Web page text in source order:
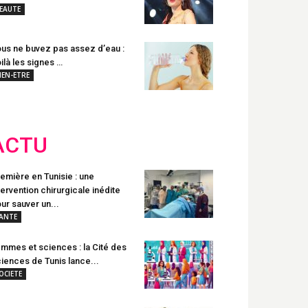
ne buvez pas assez d’eau :
les signes …
ETRE
en Tunisie : une
chirurgicale inédite
sauver un...
et sciences : la Cité des
de Tunis lance...